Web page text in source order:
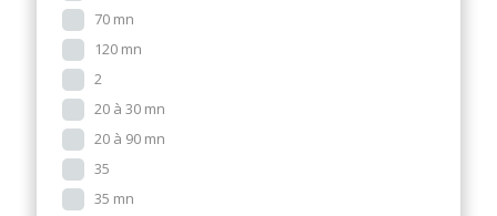
70 mn
120 mn
2
20 à 30 mn
20 à 90 mn
35
35 mn